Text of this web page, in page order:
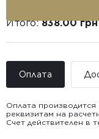
Итого:838.00 грн
Оплата
Оплата производится
реквизитам на
Счет действителен в